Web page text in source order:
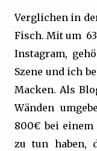
Verglichen in
Fisch. Mit um
Instagram,
Szene und ich
Macken. Als
Wänden
800€ bei
zu tun haben,